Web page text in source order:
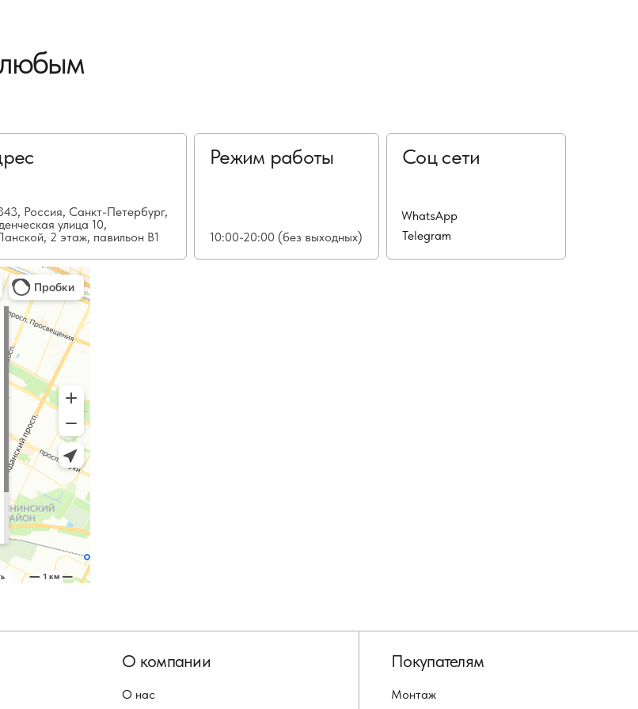
любым
Россия, Санкт-Петербург,
улица 10,
2 этаж, павильон В1
Режим работы
10:00-20:00 (без выходных)
Соц сети
WhatsApp
Telegram
О нас
О компании
Монтаж
Покупателям